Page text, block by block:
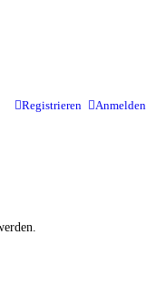
Anmelden
Registrieren